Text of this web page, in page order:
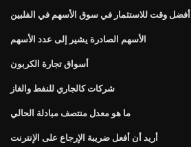
أفضل وقت للاستثمار في سوق الأسهم في الفلبين
الأسهم الصادرة يشير إلى عدد الأسهم
أسواق تجارة الكربون
شركات كالجاري للنفط والغاز
ما هو معدل منتصف مبادلة الحالي
أريد أن أفعل ضريبة الإرجاع على الإنترنت